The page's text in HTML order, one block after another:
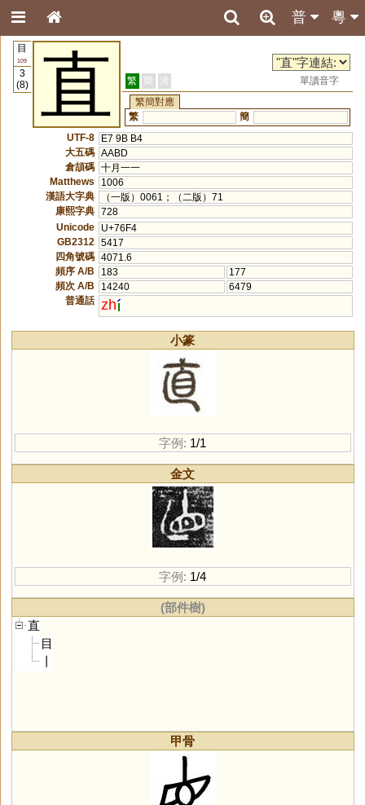
粵
普
目
109
3
(8)
直 繁 簡 港
單讀音字
繁簡對應
繁
簡
UTF-8
E7 9B B4
大五碼 AABD
倉頡碼 十月一一
Matthews
1006
漢語大字典
（一版）0061；（二版）71
康熙字典 728
Unicode
U+76F4
GB2312
5417
四角號碼 4071.6
頻序 A/B
183
177
頻次 A/B
14240
6479
普通話 zh
小篆
字例: 1/1
金文
字例: 1/4
(部件樹)
直
目
甲骨